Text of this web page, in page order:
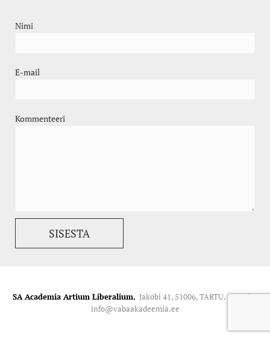
Nimi
E-mail
Kommenteeri
SA Academia Artium Liberalium. Jakobi 41, 51006, TARTU. Kontakt:
info@vabaakadeemia.ee